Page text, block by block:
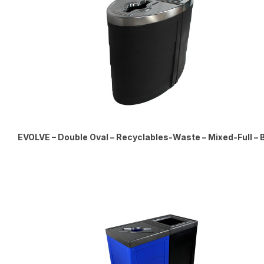
EVOLVE – Double Oval – Recyclables-Waste – Mixed-Full –